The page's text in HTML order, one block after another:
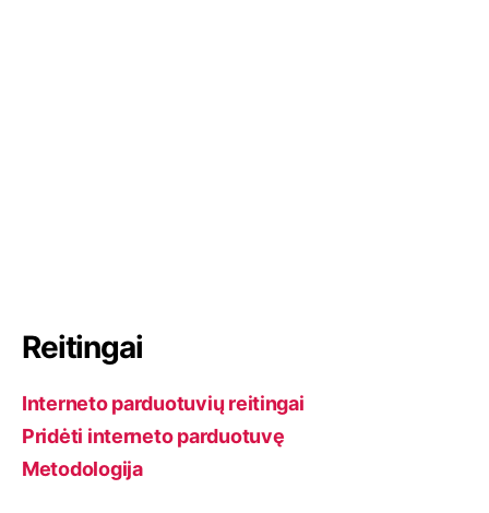
Reitingai
Interneto parduotuvių reitingai
Pridėti interneto parduotuvę
Metodologija